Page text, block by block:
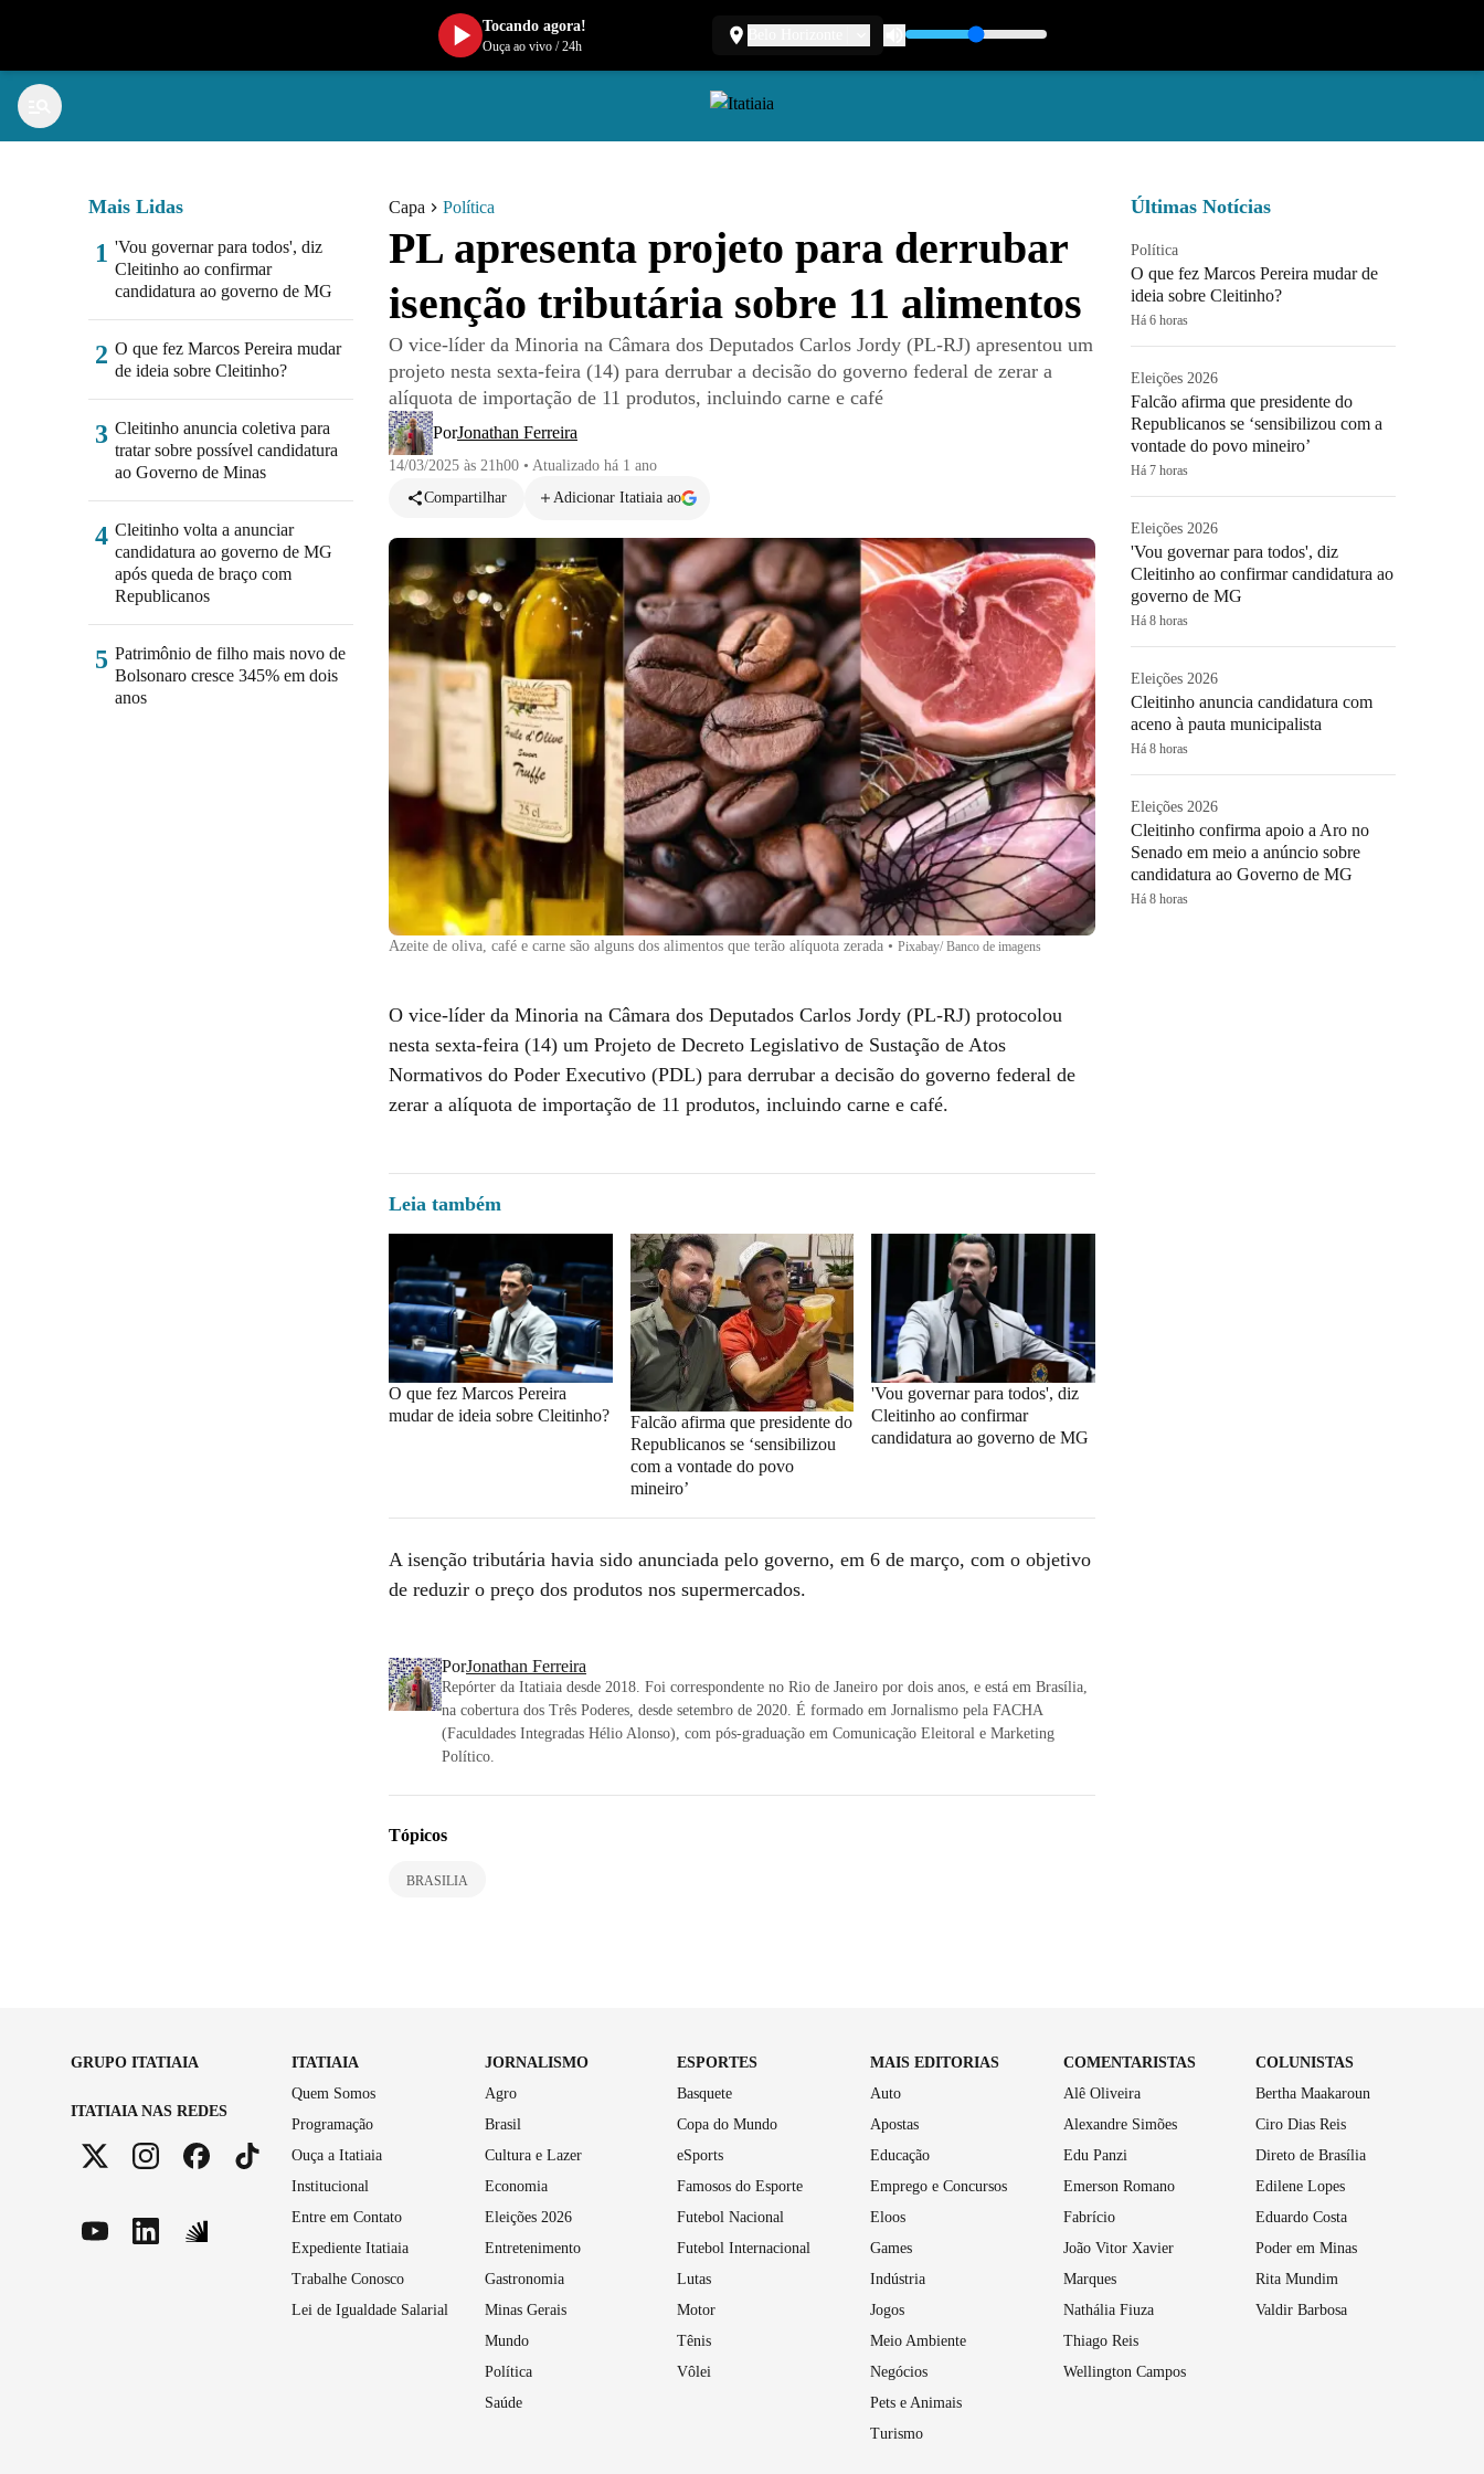
Capa Política
PL apresenta projeto para derrubar
isenção tributária sobre 11 alimentos
O vice-líder da Minoria na Câmara dos Deputados Carlos Jordy (PL-RJ) apresentou um
projeto nesta sexta-feira (14) para derrubar a decisão do governo federal de zerar a
alíquota de importação de 11 produtos, incluindo carne e café
PorJonathan Ferreira
14/03/2025 às 21h00 • Atualizado há 1 ano
Compartilhar
Adicionar Itatiaia ao
Azeite de oliva, café e carne são alguns dos alimentos que terão alíquota zerada • Pixabay/ Banco de imagens
O vice-líder da Minoria na Câmara dos Deputados Carlos Jordy (PL-RJ) protocolou
nesta sexta-feira (14) um Projeto de Decreto Legislativo de Sustação de Atos
Normativos do Poder Executivo (PDL) para derrubar a decisão do governo federal de
zerar a alíquota de importação de 11 produtos, incluindo carne e café.
Leia também
O que fez Marcos Pereira
mudar de ideia sobre Cleitinho?
Falcão afirma que presidente do
Republicanos se ‘sensibilizou
com a vontade do povo
mineiro’
'Vou governar para todos', diz
Cleitinho ao confirmar
candidatura ao governo de MG
A isenção tributária havia sido anunciada pelo governo, em 6 de março, com o objetivo
de reduzir o preço dos produtos nos supermercados.
PorJonathan Ferreira
Repórter da Itatiaia desde 2018. Foi correspondente no Rio de Janeiro por dois anos, e está em Brasília,
na cobertura dos Três Poderes, desde setembro de 2020. É formado em Jornalismo pela FACHA
(Faculdades Integradas Hélio Alonso), com pós-graduação em Comunicação Eleitoral e Marketing
Político.
Tópicos
BRASILIA
Mais Lidas
1 'Vou governar para todos', diz
Cleitinho ao confirmar
candidatura ao governo de MG
2 O que fez Marcos Pereira mudar
de ideia sobre Cleitinho?
3 Cleitinho anuncia coletiva para
tratar sobre possível candidatura
ao Governo de Minas
4 Cleitinho volta a anunciar
candidatura ao governo de MG
após queda de braço com
Republicanos
5 Patrimônio de filho mais novo de
Bolsonaro cresce 345% em dois
anos
Últimas Notícias
Política
O que fez Marcos Pereira mudar de
ideia sobre Cleitinho?
Há 6 horas
Eleições 2026
Falcão afirma que presidente do
Republicanos se ‘sensibilizou com a
vontade do povo mineiro’
Há 7 horas
Eleições 2026
'Vou governar para todos', diz
Cleitinho ao confirmar candidatura ao
governo de MG
Há 8 horas
Eleições 2026
Cleitinho anuncia candidatura com
aceno à pauta municipalista
Há 8 horas
Eleições 2026
Cleitinho confirma apoio a Aro no
Senado em meio a anúncio sobre
candidatura ao Governo de MG
Há 8 horas
GRUPO ITATIAIA
ITATIAIA NAS REDES
ITATIAIA
Quem Somos
Programação
Ouça a Itatiaia
Institucional
Entre em Contato
Expediente Itatiaia
Trabalhe Conosco
Lei de Igualdade Salarial
JORNALISMO
Agro
Brasil
Cultura e Lazer
Economia
Eleições 2026
Entretenimento
Gastronomia
Minas Gerais
Mundo
Política
Saúde
ESPORTES
Basquete
Copa do Mundo
eSports
Famosos do Esporte
Futebol Nacional
Futebol Internacional
Lutas
Motor
Tênis
Vôlei
MAIS EDITORIAS
Auto
Apostas
Educação
Emprego e Concursos
Eloos
Games
Indústria
Jogos
Meio Ambiente
Negócios
Pets e Animais
Turismo
COMENTARISTAS
Alê Oliveira
Alexandre Simões
Edu Panzi
Emerson Romano
Fabrício
João Vitor Xavier
Marques
Nathália Fiuza
Thiago Reis
Wellington Campos
COLUNISTAS
Bertha Maakaroun
Ciro Dias Reis
Direto de Brasília
Edilene Lopes
Eduardo Costa
Poder em Minas
Rita Mundim
Valdir Barbosa
Tocando agora!
Ouça ao vivo/24h